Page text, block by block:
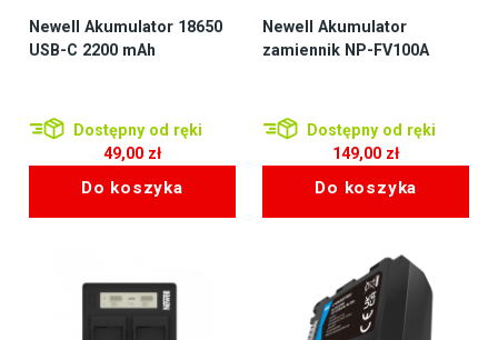
Newell Akumulator 18650
USB-C 2200 mAh
Dostępny od ręki
49,00 zł
Do koszyka
Newell Akumulator
zamiennik NP-FV100A
Dostępny od ręki
149,00 zł
Do koszyka